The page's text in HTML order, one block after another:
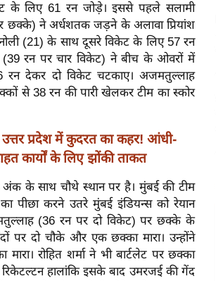
के लिए 61 रन जोड़े। इससे पहले सलामी
छक्के) ने अर्धशतक जड़ने के अलावा प्रियांश
(21) के साथ दूसरे विकेट के लिए 57 रन
(39 रन पर चार विकेट) ने बीच के ओवरों में
रन देकर दो विकेट चटकाए। अजमतुल्लाह
से 38 रन की पारी खेलकर टीम का स्कोर
प्रदेश में कुदरत का कहर! आंधी-
कार्यों के लिए झोंकी ताकत
अंक के साथ चौथे स्थान पर है। मुंबई की टीम
करने उतरे मुंबई इंडियन्स को रेयान
(36 रन पर दो विकेट) पर छक्के के
पर दो चौके और एक छक्का मारा। उन्होंने
रोहित शर्मा ने भी बार्टलेट पर छक्का
हालांकि इसके बाद उमरजई की गेंद